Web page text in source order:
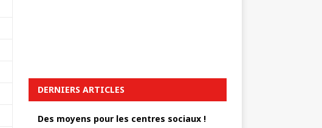
DERNIERS ARTICLES
Des moyens pour les centres sociaux !